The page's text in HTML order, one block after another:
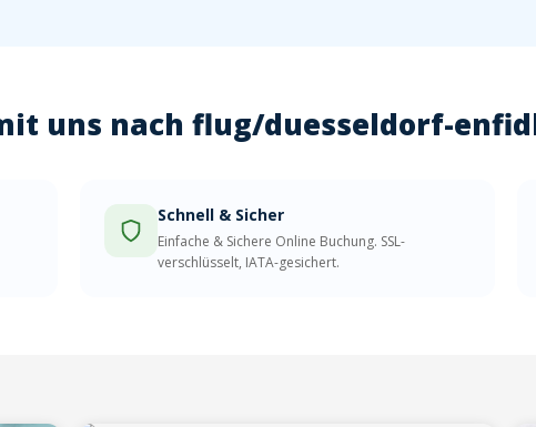
uns nach flug/duesseldorf-
Schnell & Sicher
Einfache & Sichere Online Buchung. SSL-
verschlüsselt, IATA-gesichert.